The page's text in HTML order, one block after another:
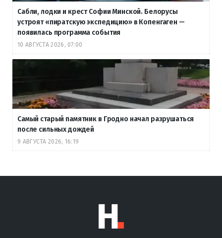
Сабли, лодки и крест Софии Минской. Белорусы
устроят «пиратскую экспедицию» в Копенгаген —
появилась программа события
10 АВГУСТА 2026, 07:00
Самый старый памятник в Гродно начал разрушаться
после сильных дождей
9 АВГУСТА 2026, 16:19